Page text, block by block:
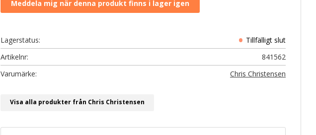
Lagerstatus
Artikelnr
841562
Chris Christensen
Visa alla produkter från Chris Christensen